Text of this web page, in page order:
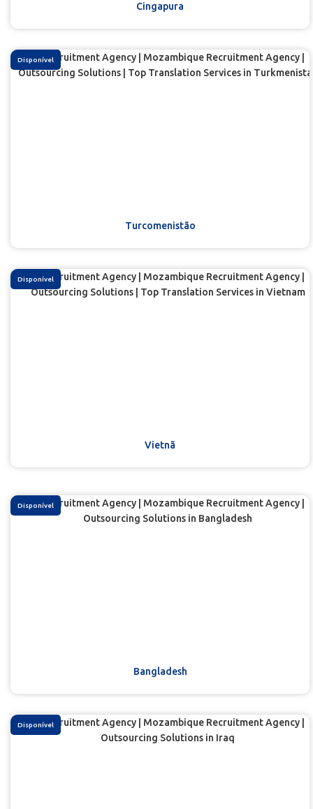
Cingapura
Turcomenistão
Disponível
Vietnã
Disponível
Bangladesh
Disponível
Disponível